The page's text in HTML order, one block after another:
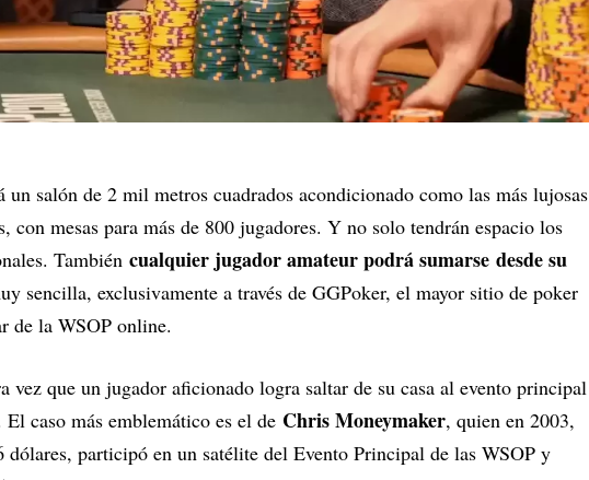
un salón de 2 mil metros cuadrados acondicionado como las más lujosas
con mesas para más de 800 jugadores. Y no solo tendrán espacio los
También cualquier jugador amateur podrá sumarse desde su
sencilla, exclusivamente a través de GGPoker, el mayor sitio de poker
de la WSOP online.
vez que un jugador aficionado logra saltar de su casa al evento principal
caso más emblemático es el de Chris Moneymaker, quien en 2003,
dólares, participó en un satélite del Evento Principal de las WSOP y